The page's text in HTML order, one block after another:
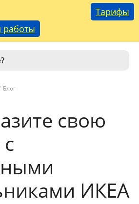
Тарифы
работы
Блог
свою
ИКЕА